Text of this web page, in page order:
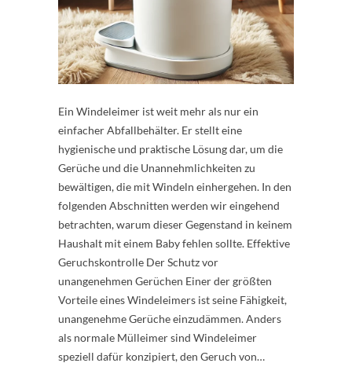
Ein Windeleimer ist weit mehr als nur ein
einfacher Abfallbehälter. Er stellt eine
hygienische und praktische Lösung dar, um die
Gerüche und die Unannehmlichkeiten zu
bewältigen, die mit Windeln einhergehen. In den
folgenden Abschnitten werden wir eingehend
betrachten, warum dieser Gegenstand in keinem
Haushalt mit einem Baby fehlen sollte. Effektive
Geruchskontrolle Der Schutz vor
unangenehmen Gerüchen Einer der größten
Vorteile eines Windeleimers ist seine Fähigkeit,
unangenehme Gerüche einzudämmen. Anders
als normale Mülleimer sind Windeleimer
speziell dafür konzipiert, den Geruch von…